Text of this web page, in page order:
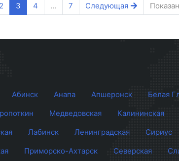
2 3 4 ... 7 Следующая
Абинск Анапа Апшеронск Белая
Медведовская Калининская
Лабинск Ленинградская Сириус
Приморско-Ахтарск Северская